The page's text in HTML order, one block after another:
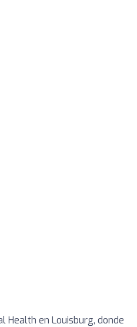
Health en Louisburg, donde